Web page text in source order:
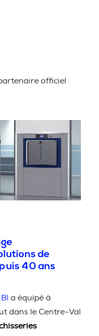
officiel
de
40 ans
a équipé à
dans le Centre-Val